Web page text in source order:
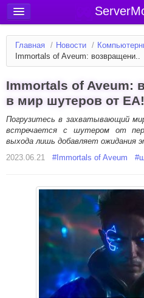
Добавить сервер
Мониторинг серверов
Форум
Вход в аккаунт
Главная / Новости /
Immortals of Aveum: возвращени..
Immortals of Aveum:
в мир шутеров от EA!
Погрузитесь в захватывающий
встречается с шутером от
выхода лишь добавляет ожидания
2023.06.21
#Immortals of Aveum #